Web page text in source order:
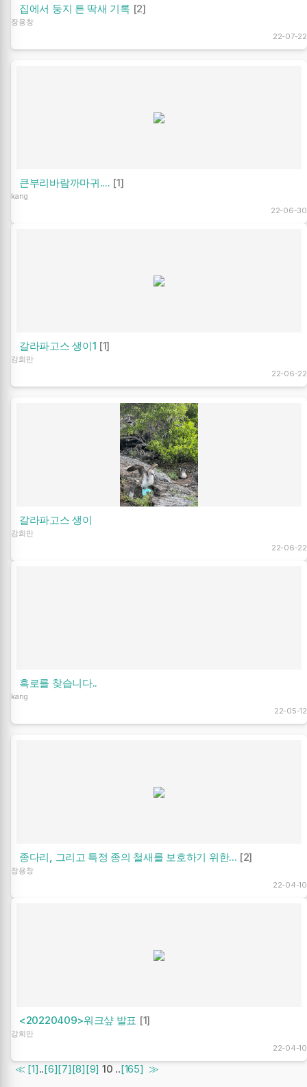
집에서 둥지 튼 딱새 기록 [2]
장용창
22-07-22
큰부리바람까마귀.... [1]
kang
22-06-30
갈라파고스 생이1 [1]
강희만
22-06-22
갈라파고스 생이
강희만
22-06-22
흑로를 찾습니다..
kang
22-05-12
종다리, 그리고 특정 종의 철새를 보호하기 위한... [2]
장용창
22-04-10
<20220409>워크샾 발표 [1]
강희만
22-04-10
≪ [1]..[6][7][8][9] 10 ..[165] ≫